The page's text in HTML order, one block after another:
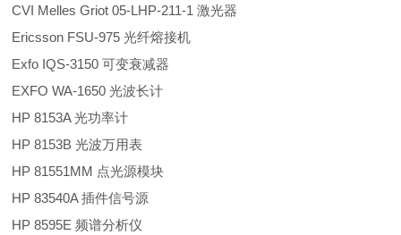
CVI Melles Griot 05-LHP-211-1 激光器
Ericsson FSU-975 光纤熔接机
Exfo IQS-3150 可变衰减器
EXFO WA-1650 光波长计
HP 8153A 光功率计
HP 8153B 光波万用表
HP 81551MM 点光源模块
HP 83540A 插件信号源
HP 8595E 频谱分析仪